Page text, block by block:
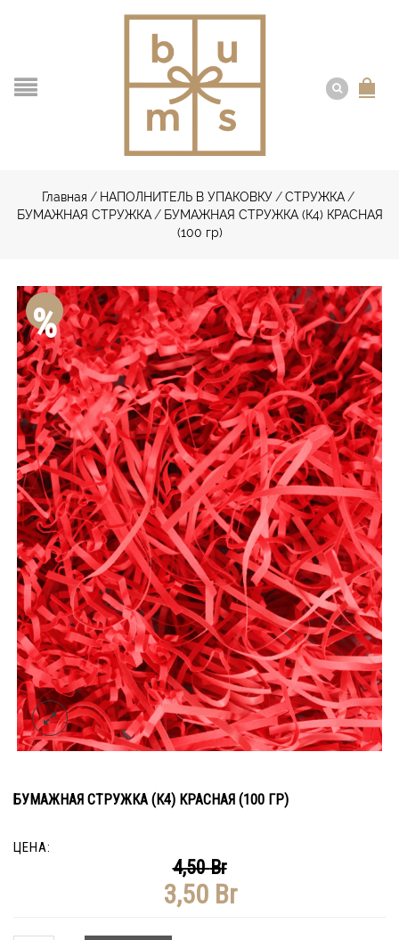
Главная / НАПОЛНИТЕЛЬ В УПАКОВКУ /СТРУЖКА /
БУМАЖНАЯ СТРУЖКА / БУМАЖНАЯ СТРУЖКА (К4) КРАСНАЯ
(100 гр)
%
БУМАЖНАЯ СТРУЖКА (К4) КРАСНАЯ (100 ГР)
ЦЕНА:
4,50Br
3,50 Br